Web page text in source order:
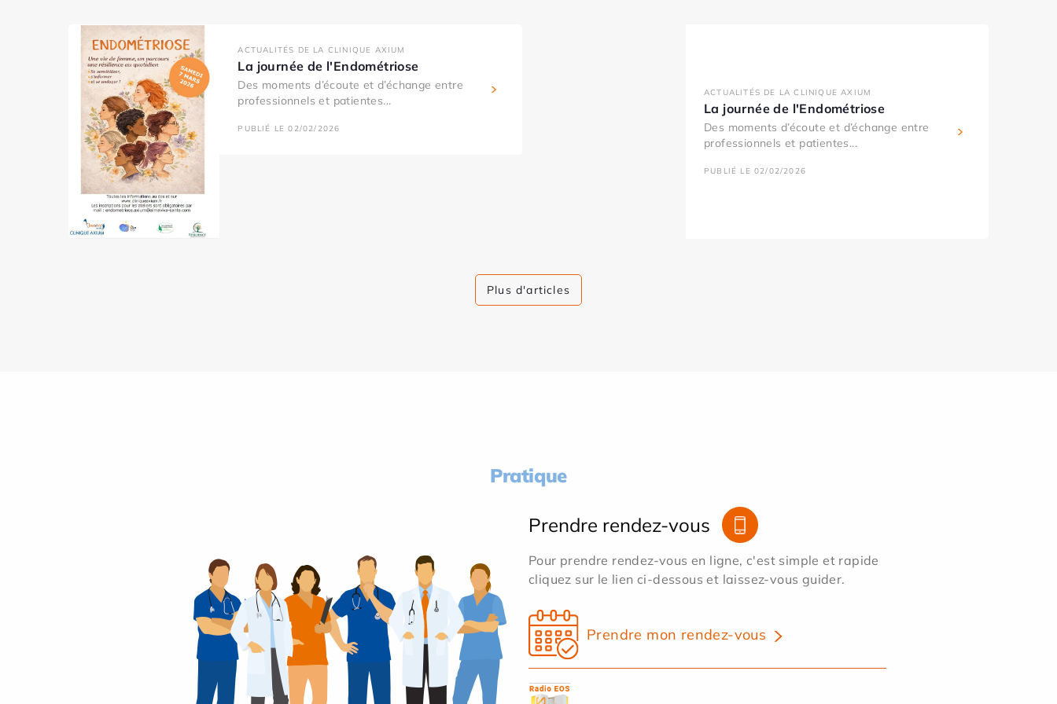
ACTUALITÉS DE LA CLINIQUE AXIUM
La journée de l'Endométriose
Des moments d’écoute et d’échange entre
professionnels et patientes...
PUBLIÉ LE 02/02/2026
ACTUALITÉS DE LA CLINIQUE AXIUM
La journée de l'Endométriose
Des moments d’écoute et d’échange entre
professionnels et patientes...
PUBLIÉ LE 02/02/2026
Plus d'articles
Pratique
Prendre rendez-vous
Pour prendre rendez-vous en ligne, c'est simple et rapide
cliquez sur le lien ci-dessous et laissez-vous guider.
Prendre mon rendez-vous